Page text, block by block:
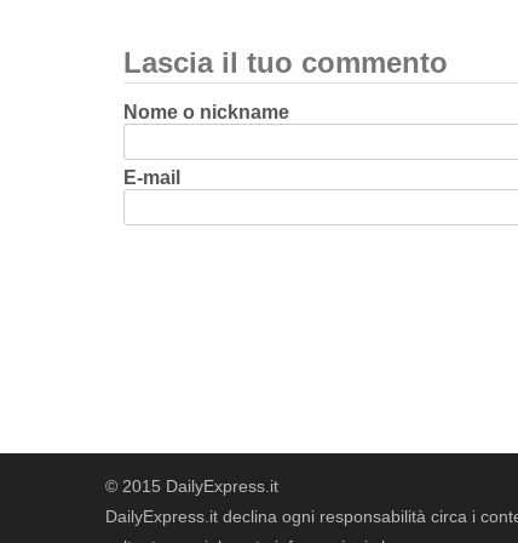
Lascia il tuo commento
Nome o nickname
E-mail
© 2015 DailyExpress.it
DailyExpress.it declina ogni responsabilità circa i